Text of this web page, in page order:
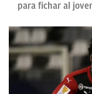
FEMENINO
PAPARAZZI
OKDIARIO
para fichar al